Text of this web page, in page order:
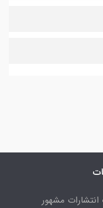
انتشارات مشهور